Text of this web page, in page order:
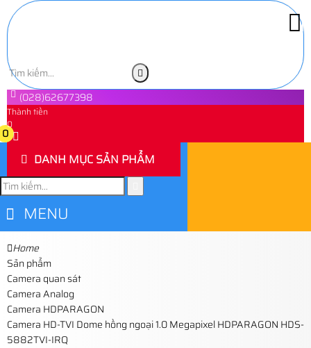
(028)62677398
Thành tiền
0
0
DANH MỤC SẢN PHẨM
MENU
Home
Sản phẩm
Camera quan sát
Camera Analog
Camera HDPARAGON
Camera HD-TVI Dome hồng ngoại 1.0 Megapixel HDPARAGON HDS-
5882TVI-IRQ